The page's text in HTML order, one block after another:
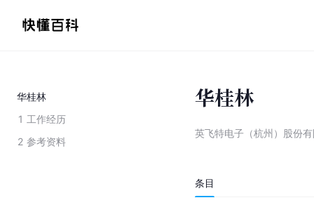
华桂林
1 工作经历
2 参考资料
华桂林
英飞特电子（杭州）股份
条目